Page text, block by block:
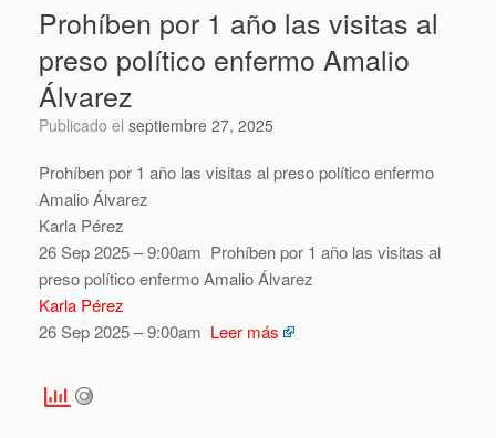
Prohíben por 1 año las visitas al
preso político enfermo Amalio
Álvarez
Publicado el septiembre 27, 2025
Prohíben por 1 año las visitas al preso político enfermo
Amalio Álvarez
Karla Pérez
26 Sep 2025 – 9:00am Prohíben por 1 año las visitas al
preso político enfermo Amalio Álvarez
Karla Pérez
26 Sep 2025 – 9:00am Leer más